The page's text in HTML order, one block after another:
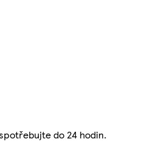
do 24 hodin.